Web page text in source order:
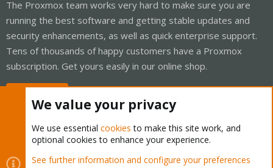
The Proxmox team works very hard to make sure you are
running the best software and getting stable updates and
security enhancements, as well as quick enterprise support.
Tens of thousands of happy customers have a Proxmox
subscription. Get yours easily in our online shop.
Cookies Proxmox Support Forum - Light Mode
We value your privacy
We use essential cookies to make this site work, and
optional cookies to enhance your experience.
See further information and configure your preferences